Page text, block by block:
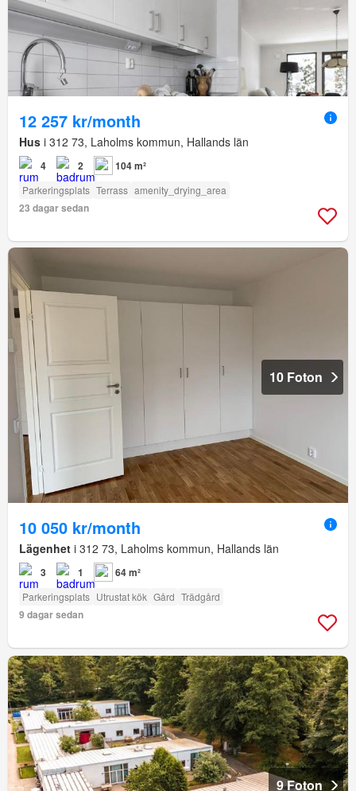
12 257 kr/month
Hus i 312 73, Laholms kommun, Hallands län
4 2 104 m²
Parkeringsplats Terrass amenity_drying_area
23 dagar sedan
10 Foton
10 050 kr/month
Lägenhet i 312 73, Laholms kommun, Hallands län
3 1 64 m²
Parkeringsplats Utrustat kök Gård Trädgård
9 dagar sedan
9 Foton